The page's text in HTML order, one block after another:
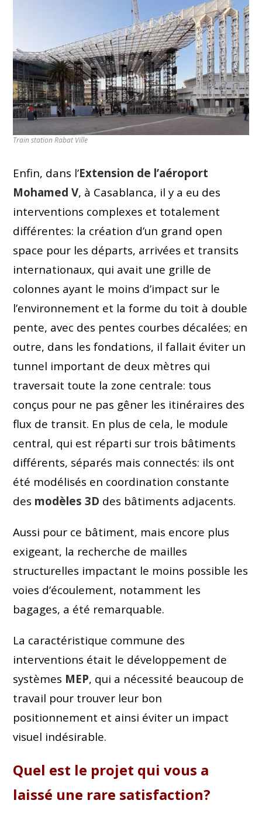
Train station Rabat Ville
Enfin, dans l’Extension de l’aéroport
Mohamed V, à Casablanca, il y a eu des
interventions complexes et totalement
différentes: la création d’un grand open
space pour les départs, arrivées et transits
internationaux, qui avait une grille de
colonnes ayant le moins d’impact sur le
l’environnement et la forme du toit à double
pente, avec des pentes courbes décalées; en
outre, dans les fondations, il fallait éviter un
tunnel important de deux mètres qui
traversait toute la zone centrale: tous
conçus pour ne pas gêner les itinéraires des
flux de transit. En plus de cela, le module
central, qui est réparti sur trois bâtiments
différents, séparés mais connectés: ils ont
été modélisés en coordination constante
des modèles 3D des bâtiments adjacents.
Aussi pour ce bâtiment, mais encore plus
exigeant, la recherche de mailles
structurelles impactant le moins possible les
voies d’écoulement, notamment les
bagages, a été remarquable.
La caractéristique commune des
interventions était le développement de
systèmes MEP, qui a nécessité beaucoup de
travail pour trouver leur bon
positionnement et ainsi éviter un impact
visuel indésirable.
Quel est le projet qui vous a
laissé une rare satisfaction?